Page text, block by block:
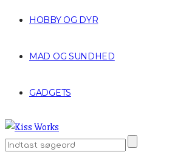
HOBBY OG DYR
MAD OG SUNDHED
GADGETS